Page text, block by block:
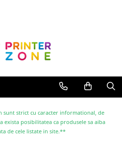
sunt strict cu caracter informational, de
exista posibilitatea ca produsele sa aiba
de cele listate in site.**